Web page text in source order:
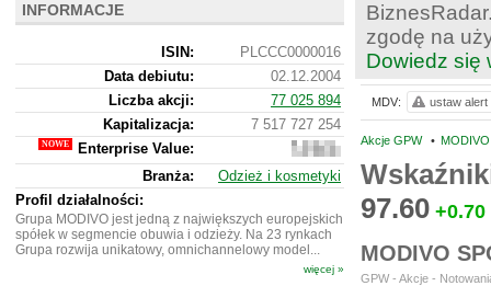
zgodę na
Dowiedz się
Akcje GPW •
97.60 +0.70
MODIVO
GPW - Akcje -
MDV: ustaw alert
INFORMACJE
ISIN:
PLCCC0000016
Data debiutu:
02.12.2004
Liczba akcji:
77 025 894
Kapitalizacja:
7 517 727 254
Enterprise Value:
11
765
727
Branża:
Odzież i kosmetyki
Profil działalności:
Grupa MODIVO jest jedną z największych europejskich
spółek w segmencie obuwia i odzieży. Na 23 rynkach
Grupa rozwija unikatowy, omnichannelowy model...
więcej »